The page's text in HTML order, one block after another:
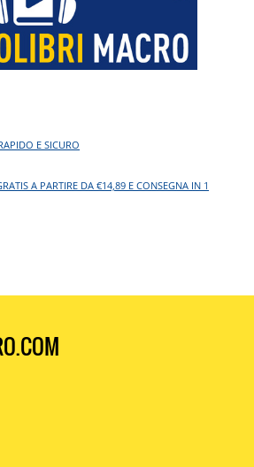
E SICURO
A PARTIRE DA €14,89 E CONSEGNA IN 1